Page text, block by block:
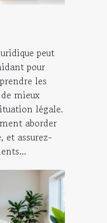
peut
pour
les
mieux
légale.
aborder
et assurez-